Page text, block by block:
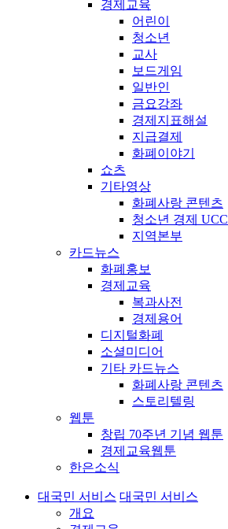
경제교육
어린이
청소년
교사
보드게임
일반인
금요강좌
경제지표해설
지급결제
화폐이야기
쇼츠
기타영상
화폐사랑 콘텐츠
청소년 경제 UCC
지역본부
카드뉴스
화폐홍보
경제교육
복과사전
경제용어
디지털화폐
소셜미디어
기타 카드뉴스
화폐사랑 콘텐츠
스토리텔링
웹툰
창립 70주년 기념 웹툰
경제교육웹툰
한은소식
대국민 서비스 대국민 서비스
개요